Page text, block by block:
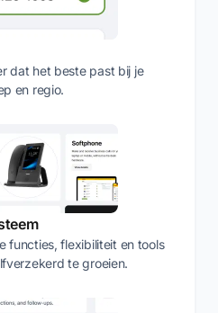
dat het beste past bij je
en regio.
functies, flexibiliteit en tools
te groeien.